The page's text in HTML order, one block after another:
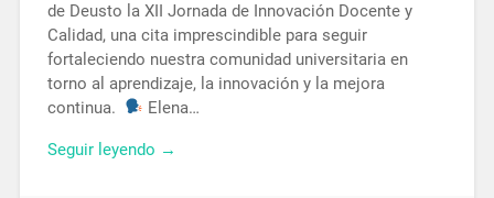
de Deusto la XII Jornada de Innovación Docente y
Calidad, una cita imprescindible para seguir
fortaleciendo nuestra comunidad universitaria en
torno al aprendizaje, la innovación y la mejora
continua.
Elena…
Seguir leyendo →